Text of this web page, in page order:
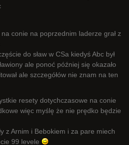
conie na poprzednim laderze grał z
do sław w CSa kiedyś Abc był
ale ponoć później się okazało
ale szczegółów nie znam na ten
resety dotychczasowe na conie
więc myślę że nie prędko będzie
z Arnim i Bebokiem i za pare miech
99 levele